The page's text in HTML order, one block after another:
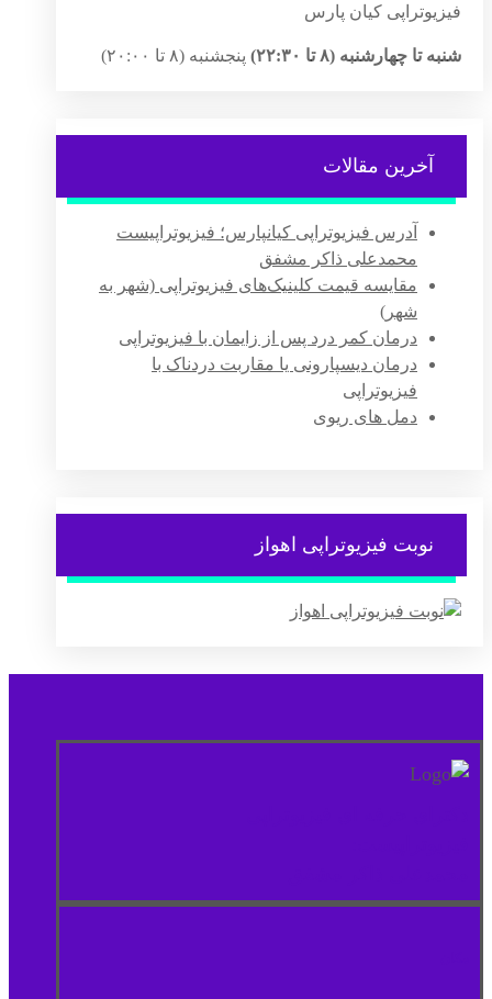
فیزیوتراپی کیان پارس
شنبه تا چهارشنبه (۸ تا ۲۲:۳۰) پنجشنبه (۸ تا ۲۰:۰۰)
آخرین مقالات
آدرس فیزیوتراپی کیانپارس؛ فیزیوتراپیست
محمدعلی ذاکر مشفق
مقایسه قیمت کلینیک‌های فیزیوتراپی (شهر به
شهر)
درمان کمر درد پس از زایمان با فیزیوتراپی
درمان دیسپارونی یا مقاربت دردناک با
فیزیوتراپی
دمل های ریوی
نوبت فیزیوتراپی اهواز